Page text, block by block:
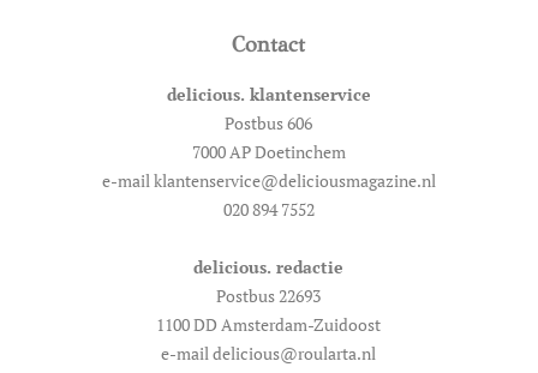
Contact
delicious. klantenservice
Postbus 606
7000 AP Doetinchem
e-mail klantenservice@deliciousmagazine.nl
020 894 7552
delicious. redactie
Postbus 22693
1100 DD Amsterdam-Zuidoost
e-mail delicious@roularta.nl